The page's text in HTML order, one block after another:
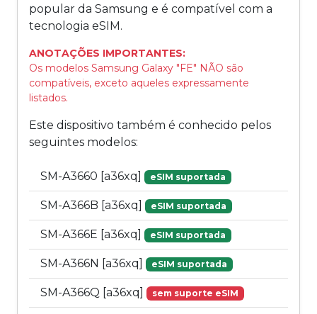
popular da Samsung e é compatível com a
tecnologia eSIM.
ANOTAÇÕES IMPORTANTES:
Os modelos Samsung Galaxy "FE" NÃO são
compatíveis, exceto aqueles expressamente
listados.
Este dispositivo também é conhecido pelos
seguintes modelos:
SM-A3660 [a36xq] eSIM suportada
SM-A366B [a36xq] eSIM suportada
SM-A366E [a36xq] eSIM suportada
SM-A366N [a36xq] eSIM suportada
SM-A366Q [a36xq] sem suporte eSIM